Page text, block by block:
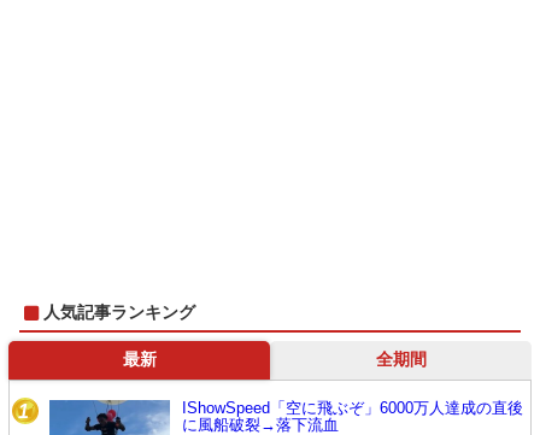
人気記事ランキング
最新 全期間
1
IShowSpeed「空に飛ぶぞ」6000万人達成の直後
に風船破裂→落下流血